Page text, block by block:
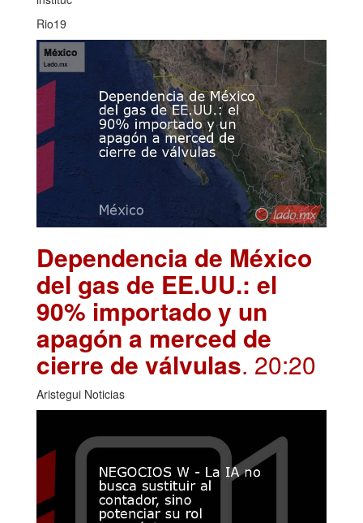
Rio19
Dependencia de México
del gas de EE.UU.: el
90% importado y un
apagón a merced de
cierre de válvulas. 20:20
Aristegui Noticias